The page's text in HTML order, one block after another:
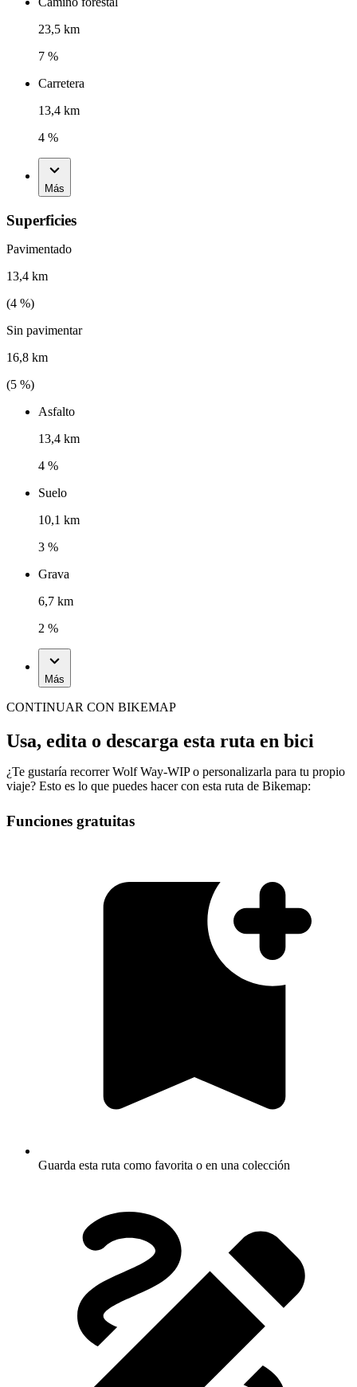
23,5 km
7 %
Carretera
13,4 km
4 %
Más
Superficies
Pavimentado
13,4 km
(4 %)
Sin pavimentar
16,8 km
(5 %)
Asfalto
13,4 km
4 %
Suelo
10,1 km
3 %
Grava
6,7 km
2 %
Más
CONTINUAR CON BIKEMAP
Usa, edita o descarga esta ruta en bici
¿Te gustaría recorrer Wolf Way-WIP o personalizarla para tu propio
viaje? Esto es lo que puedes hacer con esta ruta de Bikemap:
Funciones gratuitas
Guarda esta ruta como favorita o en una colección